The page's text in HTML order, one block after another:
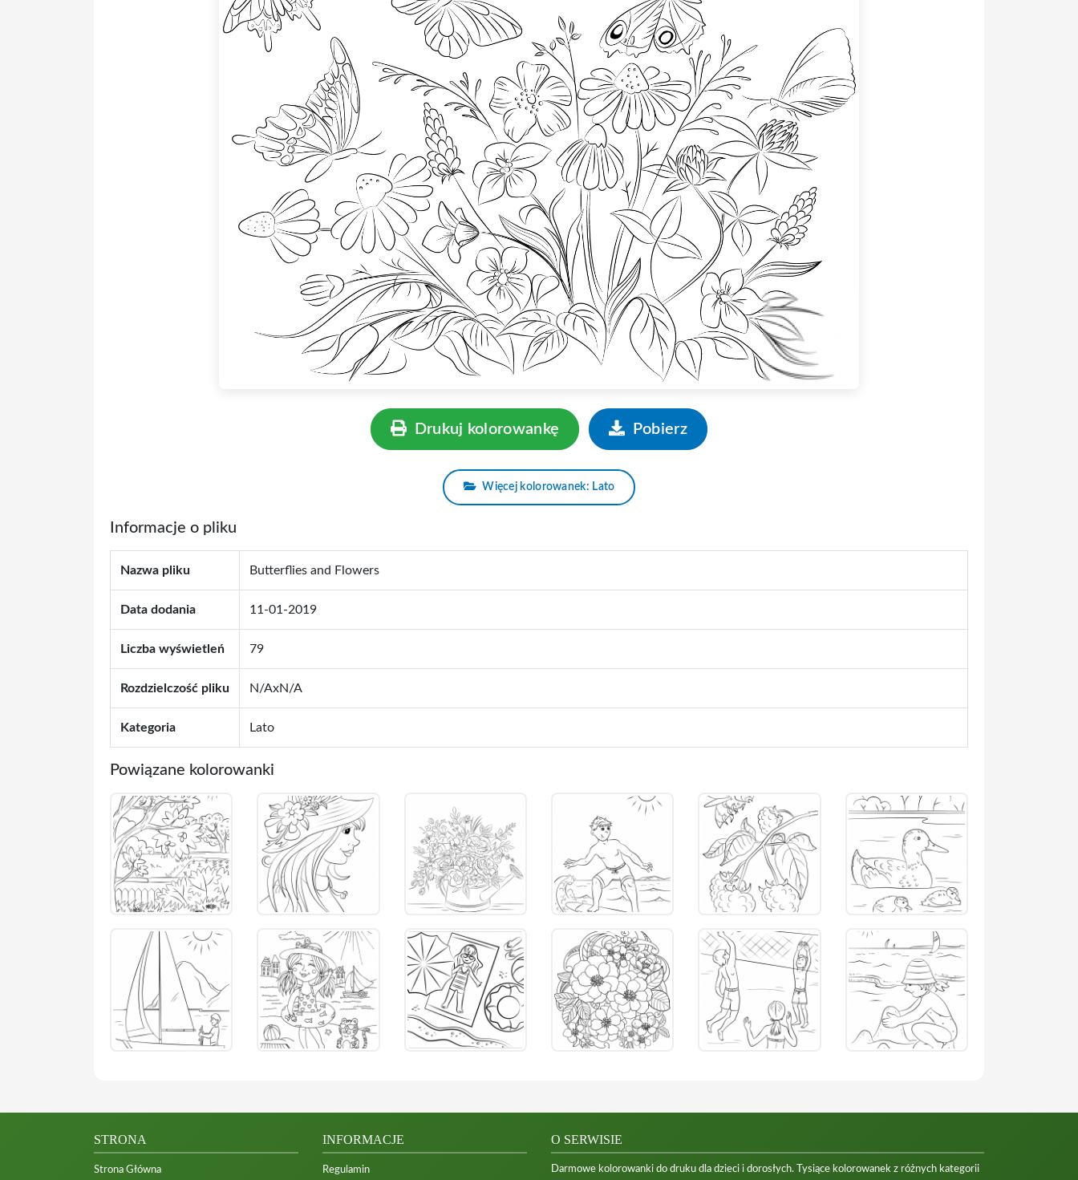
Drukuj kolorowankę Pobierz
Więcej kolorowanek: Lato
Informacje o pliku
Nazwa pliku Butterflies and Flowers
Data dodania 11-01-2019
Liczba wyświetleń 79
Rozdzielczość pliku N/AxN/A
Kategoria Lato
Powiązane kolorowanki
STRONA
Strona Główna
INFORMACJE
Regulamin
O SERWISIE
Darmowe kolorowanki do druku dla dzieci i dorosłych. Tysiące kolorowanek z różnych kategorii